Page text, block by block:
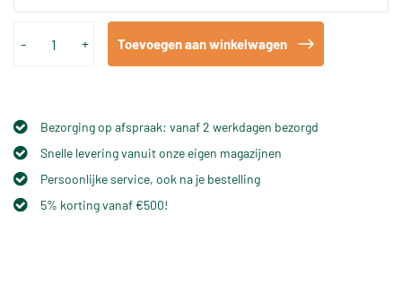
- + Toevoegen aan winkelwagen
Bezorging op afspraak: vanaf 2 werkdagen bezorgd
Snelle levering vanuit onze eigen magazijnen
Persoonlijke service, ook na je bestelling
5% korting vanaf €500!